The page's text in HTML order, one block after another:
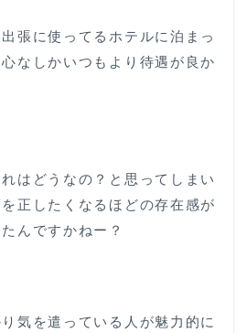
張に使ってるホテルに泊まっ
なしかいつもより待遇が良か
はどうなの？と思ってしまい
正したくなるほどの存在感が
んですかねー？
気を遣っている人が魅力的に